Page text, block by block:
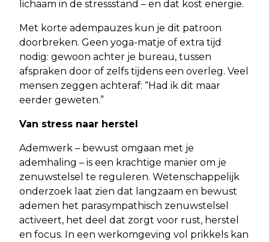
lichaam in de stressstand – en dat kost energie.
Met korte adempauzes kun je dit patroon
doorbreken. Geen yoga-matje of extra tijd
nodig: gewoon achter je bureau, tussen
afspraken door of zelfs tijdens een overleg. Veel
mensen zeggen achteraf: “Had ik dit maar
eerder geweten.”
Van stress naar herstel
Ademwerk – bewust omgaan met je
ademhaling – is een krachtige manier om je
zenuwstelsel te reguleren. Wetenschappelijk
onderzoek laat zien dat langzaam en bewust
ademen het parasympathisch zenuwstelsel
activeert, het deel dat zorgt voor rust, herstel
en focus. In een werkomgeving vol prikkels kan